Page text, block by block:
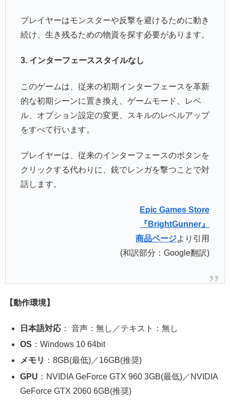
プレイヤーはモンスターや反撃を避けるために動き
続け、生き残るための物資を探す必要があります。
3. インターフェーススタイルなし
このゲームは、従来の初期インターフェースを革新
的な初期シーンに置き換え、ゲームモード、レベ
ル、オプション設定の変更、スキルのレベルアップ
をすべて行います。
プレイヤーは、従来のインターフェースのボタンを
クリックする代わりに、銃でレンガを撃つことで対
話します。
Epic Games Store
『BrightGunner』
商品ページより引用
(和訳部分：Google翻訳)
【動作環境】
日本語対応 ： 音声：無し／テキスト：無し
OS ：Windows 10 64bit
メモリ ：8GB(最低)／16GB(推奨)
GPU ：NVIDIA GeForce GTX 960 3GB(最低)／NVIDIA
GeForce GTX 2060 6GB(推奨)